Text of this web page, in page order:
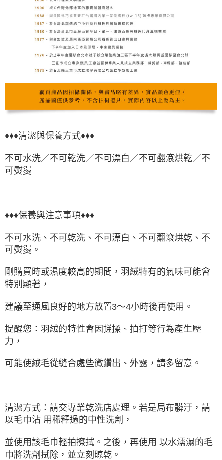
♦♦♦清潔與保養方式♦♦♦
不可水洗／不可乾洗／不可漂白／不可翻滾烘乾／不
可熨燙
♦♦♦保養與注意事項♦♦♦
不可水洗、不可乾洗、不可漂白、不可翻滾烘乾、不
可熨燙。
剛購買時或濕度較高的期間，羽絨特有的氣味可能會
特別顯著，
建議至通風良好的地方放置3～4小時後再使用。
提醒您：羽絨的特性會因搓揉、拍打等行為產生壓
力，
可能使絨毛從縫合處些微鑽出、外露，請多留意。
清潔方式：請交專業乾洗店處理。若是局布髒汙，請
以毛巾沾 用稀釋過的中性洗劑，
並使用該毛巾輕拍擦拭。之後，再使用 以水濡濕的毛
巾將洗劑拭除，並立刻晾乾。